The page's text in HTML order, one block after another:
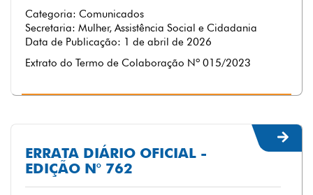
Categoria: Comunicados
Secretaria: Mulher, Assistência Social e Cidadania
Data de Publicação: 1 de abril de 2026
Extrato do Termo de Colaboração Nº 015/2023
ERRATA DIÁRIO OFICIAL -
EDIÇÃO N° 762